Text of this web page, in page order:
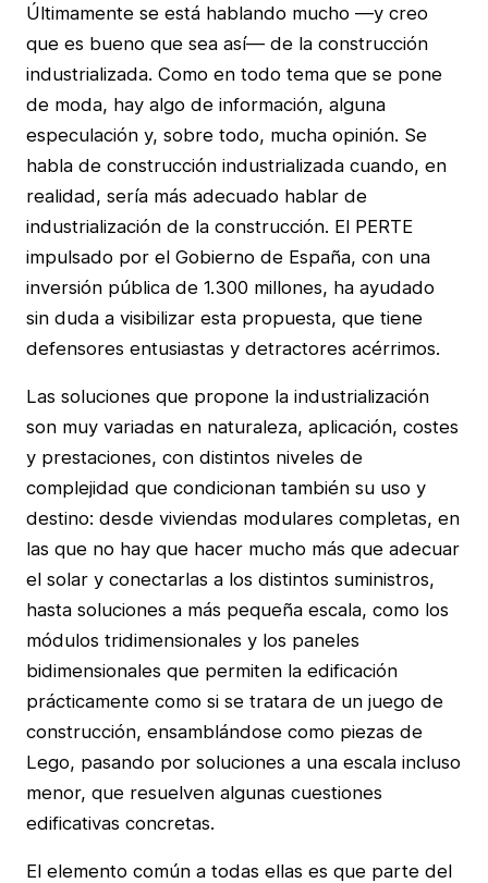
Últimamente se está hablando mucho —y creo
que es bueno que sea así— de la construcción
industrializada. Como en todo tema que se pone
de moda, hay algo de información, alguna
especulación y, sobre todo, mucha opinión. Se
habla de construcción industrializada cuando, en
realidad, sería más adecuado hablar de
industrialización de la construcción. El PERTE
impulsado por el Gobierno de España, con una
inversión pública de 1.300 millones, ha ayudado
sin duda a visibilizar esta propuesta, que tiene
defensores entusiastas y detractores acérrimos.
Las soluciones que propone la industrialización
son muy variadas en naturaleza, aplicación, costes
y prestaciones, con distintos niveles de
complejidad que condicionan también su uso y
destino: desde viviendas modulares completas, en
las que no hay que hacer mucho más que adecuar
el solar y conectarlas a los distintos suministros,
hasta soluciones a más pequeña escala, como los
módulos tridimensionales y los paneles
bidimensionales que permiten la edificación
prácticamente como si se tratara de un juego de
construcción, ensamblándose como piezas de
Lego, pasando por soluciones a una escala incluso
menor, que resuelven algunas cuestiones
edificativas concretas.
El elemento común a todas ellas es que parte del